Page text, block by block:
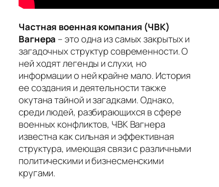
Частная военная компания (ЧВК)
Вагнера – это одна из самых закрытых и
загадочных структур современности. О
ней ходят легенды и слухи, но
информации о ней крайне мало. История
ее создания и деятельности также
окутана тайной и загадками. Однако,
среди людей, разбирающихся в сфере
военных конфликтов, ЧВК Вагнера
известна как сильная и эффективная
структура, имеющая связи с различными
политическими и бизнесменскими
кругами.